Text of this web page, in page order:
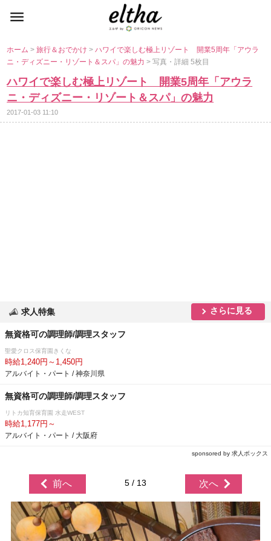
ホーム>旅行＆おでかけ>ハワイで楽しむ極上リゾート 開業5周年「アウラ
ニ・ディズニー・リゾート＆スパ」の魅力> 写真・詳細 5枚目
ハワイで楽しむ極上リゾート 開業5周年「アウラ
ニ・ディズニー・リゾート＆スパ」の魅力
2017-01-03 11:10
求人特集 さらに見る
無資格可の調理師/調理スタッフ
聖愛クロス保育園きくな
時給1,240円～1,450円
アルバイト・パート / 神奈川県
無資格可の調理師/調理スタッフ
リトカ知育保育園 水走WEST
時給1,177円～
アルバイト・パート / 大阪府
sponsored by 求人ボックス
前へ 5 / 13 次へ